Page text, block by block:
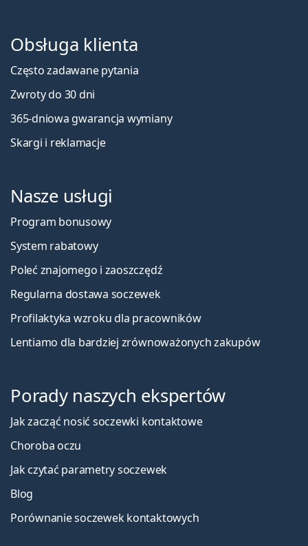
Obsługa klienta
Często zadawane pytania
Zwroty do 30 dni
365-dniowa gwarancja wymiany
Skargi i reklamacje
Nasze usługi
Program bonusowy
System rabatowy
Poleć znajomego i zaoszczędź
Regularna dostawa soczewek
Profilaktyka wzroku dla pracowników
Lentiamo dla bardziej zrównoważonych zakupów
Porady naszych ekspertów
Jak zacząć nosić soczewki kontaktowe
Choroba oczu
Jak czytać parametry soczewek
Blog
Porównanie soczewek kontaktowych